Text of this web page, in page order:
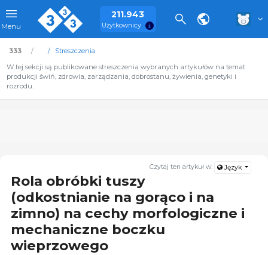
Menu
211.943
Użytkownicy
333
Streszczenia
W tej sekcji są publikowane streszczenia wybranych artykułów na temat
produkcji świń, zdrowia, zarządzania, dobrostanu, żywienia, genetyki i
rozrodu.
Czytaj ten artykuł w: Język
Rola obróbki tuszy
(odkostnianie na gorąco i na
zimno) na cechy morfologiczne i
mechaniczne boczku
wieprzowego